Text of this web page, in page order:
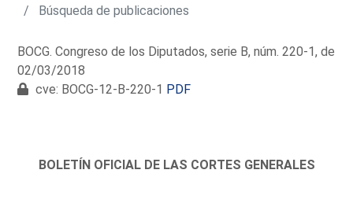
Búsqueda de publicaciones
BOCG. Congreso de los Diputados, serie B, núm. 220-1, de
02/03/2018
cve: BOCG-12-B-220-1 PDF
BOLETÍN OFICIAL DE LAS CORTES GENERALES